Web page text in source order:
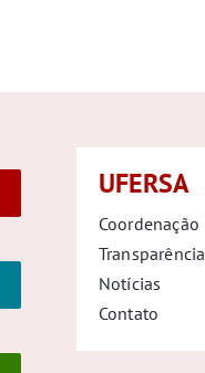
UFERSA
Coordenação
Transparência
Notícias
Contato